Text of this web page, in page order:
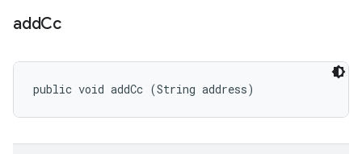
addCc
public void addCc (String address)